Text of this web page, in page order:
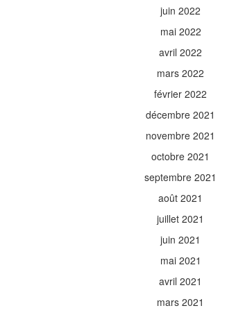
juin 2022
mai 2022
avril 2022
mars 2022
février 2022
décembre 2021
novembre 2021
octobre 2021
septembre 2021
août 2021
juillet 2021
juin 2021
mai 2021
avril 2021
mars 2021